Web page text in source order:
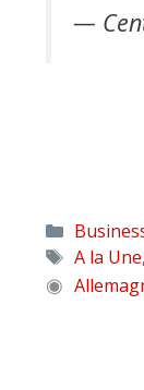
—
A la Une,
◉